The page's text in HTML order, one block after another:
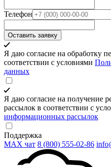
Телефон
Оставить заявку
Я даю согласие на обработку
соответствии с условиями
данных
Я даю согласие на получение
рассылок в соответствии с
информационных рассылок
Поддержка
MAX чат 8 (800) 555‑02‑86